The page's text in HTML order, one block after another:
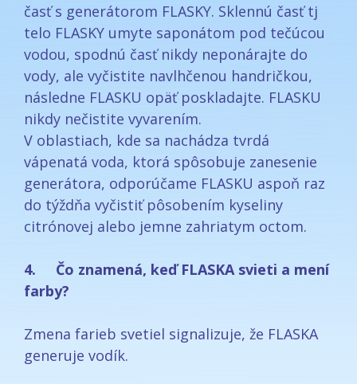
časť s generátorom FLASKY. Sklennú časť tj
telo FLASKY umyte saponátom pod tečúcou
vodou, spodnú časť nikdy neponárajte do
vody, ale vyčistite navlhčenou handričkou,
následne FLASKU opäť poskladajte. FLASKU
nikdy nečistite vyvarením.
V oblastiach, kde sa nachádza tvrdá
vápenatá voda, ktorá spôsobuje zanesenie
generátora, odporúčame FLASKU aspoň raz
do týždňa vyčistiť pôsobením kyseliny
citrónovej alebo jemne zahriatym octom.
4. Čo znamená, keď FLASKA svieti a mení
farby?
Zmena farieb svetiel signalizuje, že FLASKA
generuje vodík.